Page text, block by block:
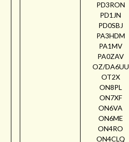
PD3RON
PD1JN
PD0SBJ
PA3HDM
PA1MV
PA0ZAV
OZ/DA6UU
OT2X
ON8PL
ON7XF
ON6VA
ON6ME
ON4RO
ON4CLQ